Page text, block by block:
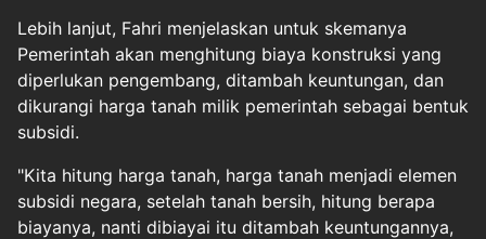
Lebih lanjut, Fahri menjelaskan untuk skemanya
Pemerintah akan menghitung biaya konstruksi yang
diperlukan pengembang, ditambah keuntungan, dan
dikurangi harga tanah milik pemerintah sebagai bentuk
subsidi.
"Kita hitung harga tanah, harga tanah menjadi elemen
subsidi negara, setelah tanah bersih, hitung berapa
biayanya, nanti dibiayai itu ditambah keuntungannya,